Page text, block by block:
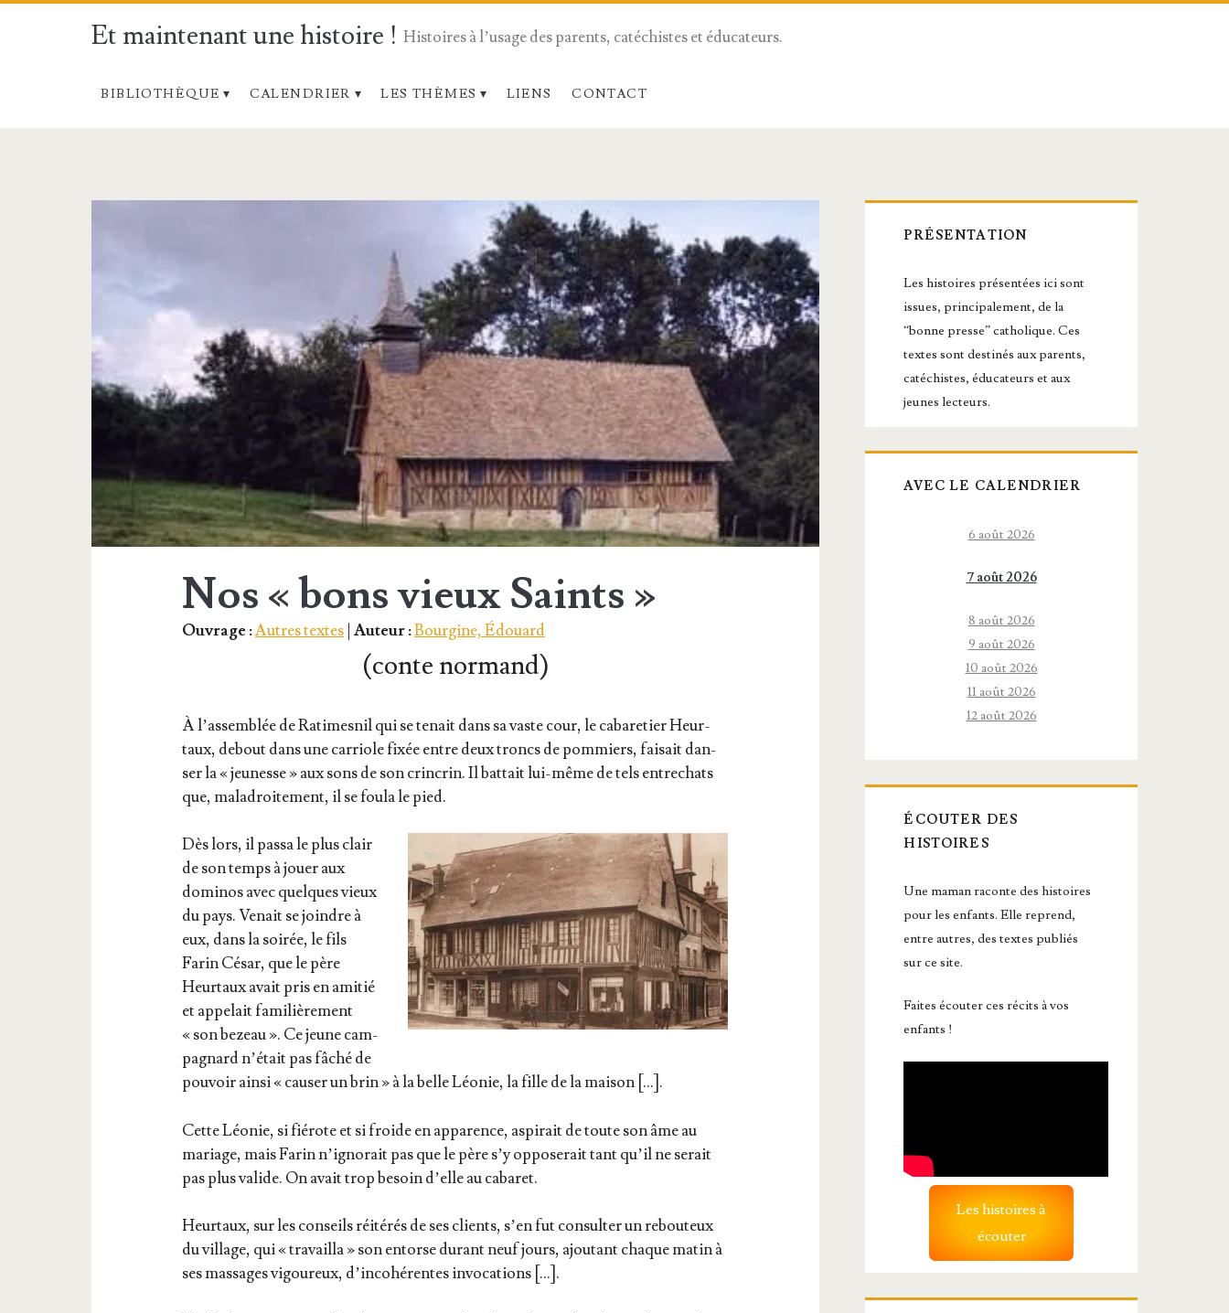
Et maintenant une histoire ! Histoires à l’usage des parents, catéchistes et éducateurs.
BIBLIOTHÈQUE CALENDRIER LES THÈMES LIENS CONTACT
juillet</span>
Nos « bons vieux Saints »
Ouvrage :Autres textes |Auteur :Bourgine, Édouard
(conte normand)
À l’assemblée de Rati­mes­nil qui se tenait dans sa vaste cour, le caba­re­tier Heur­
taux, debout dans une car­riole fixée entre deux troncs de pom­miers, fai­sait dan­
ser la « jeu­nesse » aux sons de son crin­crin. Il bat­tait lui-même de tels entre­chats
que, mal­adroi­te­ment, il se fou­la le pied.
Dès lors, il pas­sa le plus clair
de son temps à jouer aux
domi­nos avec quelques vieux
du pays. Venait se joindre à
eux, dans la soi­rée, le fils
Farin César, que le père
Heur­taux avait pris en ami­tié
et appe­lait fami­liè­re­ment
« son bezeau ». Ce jeune cam­
pa­gnard n’était pas fâché de
pou­voir ain­si « cau­ser un brin » à la belle Léo­nie, la fille de la maison […].
Cette Léo­nie, si fié­rote et si froide en appa­rence, aspi­rait de toute son âme au
mariage, mais Farin n’ignorait pas que le père s’y oppo­se­rait tant qu’il ne serait
pas plus valide. On avait trop besoin d’elle au cabaret.
Heur­taux, sur les conseils réité­rés de ses clients, s’en fut consul­ter un rebou­teux
du vil­lage, qui « tra­vailla » son entorse durant neuf jours, ajou­tant chaque matin à
ses mas­sages vigou­reux, d’incohérentes invocations […].
Barre
latérale
principale
PRÉSENTATION
Les histoires présentées ici sont
issues, principalement, de la
“bonne presse” catholique. Ces
textes sont destinés aux parents,
catéchistes, éducateurs et aux
jeunes lecteurs.
AVEC LE CALENDRIER
6 août 2026
7 août 2026
8 août 2026
9 août 2026
10 août 2026
11 août 2026
12 août 2026
ÉCOUTER DES
HISTOIRES
Une maman raconte des histoires
pour les enfants. Elle reprend,
entre autres, des textes publiés
sur ce site.
Faites écouter ces récits à vos
enfants !
Les histoires à
écouter